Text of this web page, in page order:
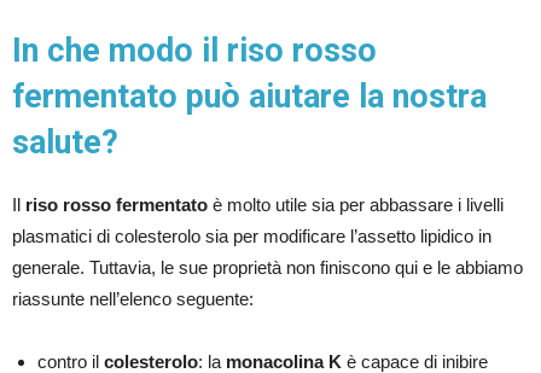
In che modo il riso rosso
fermentato può aiutare la nostra
salute?
Il riso rosso fermentato è molto utile sia per abbassare i livelli
plasmatici di colesterolo sia per modificare l’assetto lipidico in
generale. Tuttavia, le sue proprietà non finiscono qui e le abbiamo
riassunte nell’elenco seguente:
contro il colesterolo: la monacolina K è capace di inibire